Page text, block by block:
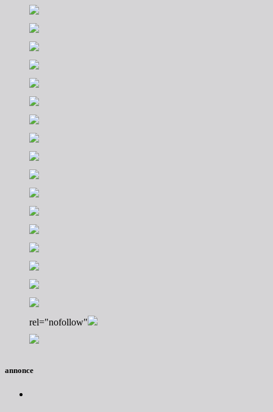
rel="nofollow"
annonce